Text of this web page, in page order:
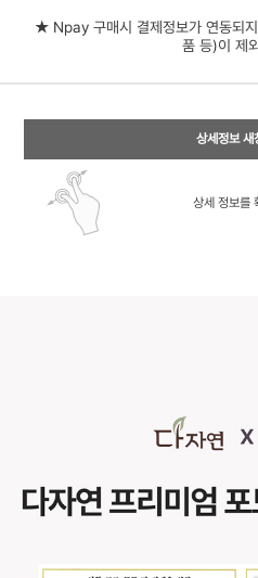
★ Npay 구매시 결제정보가 연동되
품 등)이 제
상세정보 새
상세 정보를